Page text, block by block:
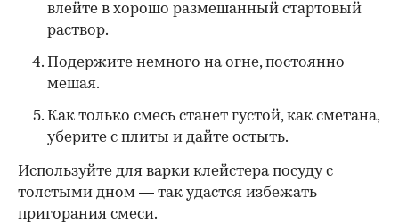
влейте в хорошо размешанный стартовый
раствор.
Подержите немного на огне, постоянно
мешая.
Как только смесь станет густой, как сметана,
уберите с плиты и дайте остыть.
Используйте для варки клейстера посуду с
толстыми дном — так удастся избежать
пригорания смеси.